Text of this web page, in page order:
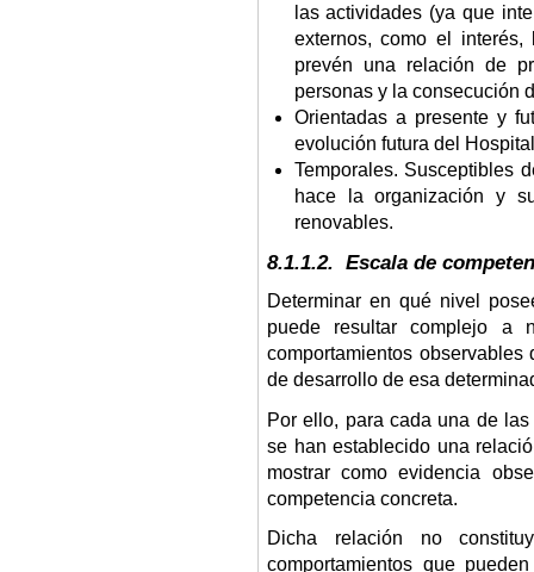
las actividades (ya que
externos, como el
prevén una relación de
personas y la consecución
Orientadas a presente y
evolución futura del
Temporales. Susceptibles
hace la organización y
renovables.
8.1.1.2. Escala de
Determinar en qué nivel
puede resultar complejo a
comportamientos
de desarrollo de esa
Por ello, para cada una de
se han establecido una
mostrar como evidencia
competencia concreta.
Dicha relación no
comportamientos que